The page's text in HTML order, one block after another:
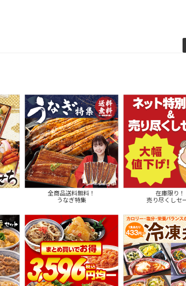
全商品送料無料！
うなぎ特集
在庫限り！
売り尽くしセ